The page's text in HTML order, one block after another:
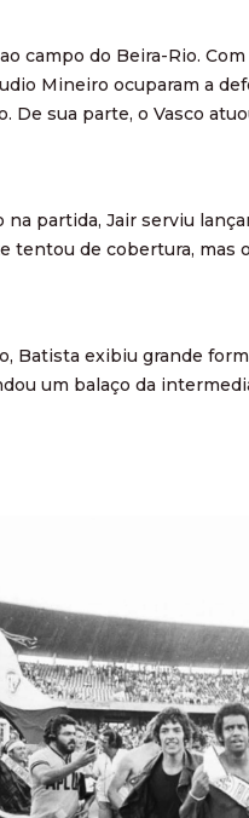
campo do Beira-Rio.
Mineiro ocuparam a
sua parte, o Vasco
partida, Jair serviu
tentou de cobertura,
exibiu grande
um balaço da